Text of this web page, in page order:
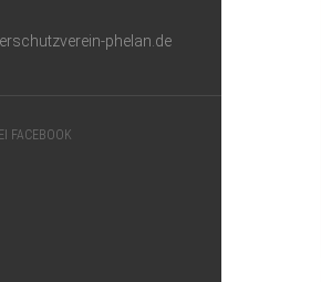
phelan.de
FACEBOOK